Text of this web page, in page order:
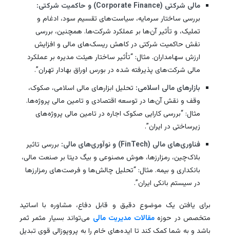
مالی شرکتی (Corporate Finance) و حاکمیت شرکتی:
بررسی ساختار سرمایه، سیاست‌های تقسیم سود، ادغام و
تملیک، و تأثیر آن‌ها بر عملکرد شرکت‌ها. همچنین، بررسی
نقش حاکمیت شرکتی در کاهش ریسک‌های مالی و افزایش
ارزش سهامداران. مثال: “تأثیر ساختار هیئت مدیره بر عملکرد
مالی شرکت‌های پذیرفته شده در بورس اوراق بهادار تهران”.
بازارهای مالی اسلامی:تحلیل ابزارهای مالی اسلامی، صکوک،
وقف و نقش آن‌ها در توسعه اقتصادی و تامین مالی پروژه‌ها.
مثال: “بررسی کارایی صکوک اجاره در تامین مالی پروژه‌های
زیرساختی در ایران”.
فناوری‌های مالی (FinTech) و نوآوری‌های مالی:
بررسی تاثیر
بلاک‌چین، رمزارزها، هوش مصنوعی و بیگ دیتا بر صنعت مالی،
بانکداری و بیمه. مثال: “تحلیل چالش‌ها و فرصت‌های رمزارزها
در سیستم بانکی ایران”.
برای یافتن یک موضوع دقیق و قابل دفاع، مشاوره با اساتید
متخصص در حوزهمقالات مدیریت مالیمی‌تواند بسیار مثمر ثمر
باشد و به شما کمک کند تا ایده‌های خام را به پروپوزالی قوی تبدیل